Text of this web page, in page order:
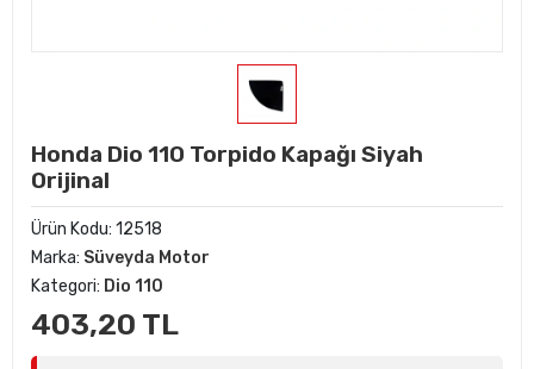
Honda Dio 110 Torpido Kapağı Siyah
Orijinal
Ürün Kodu: 12518
Marka: Süveyda Motor
Kategori: Dio 110
403,20 TL